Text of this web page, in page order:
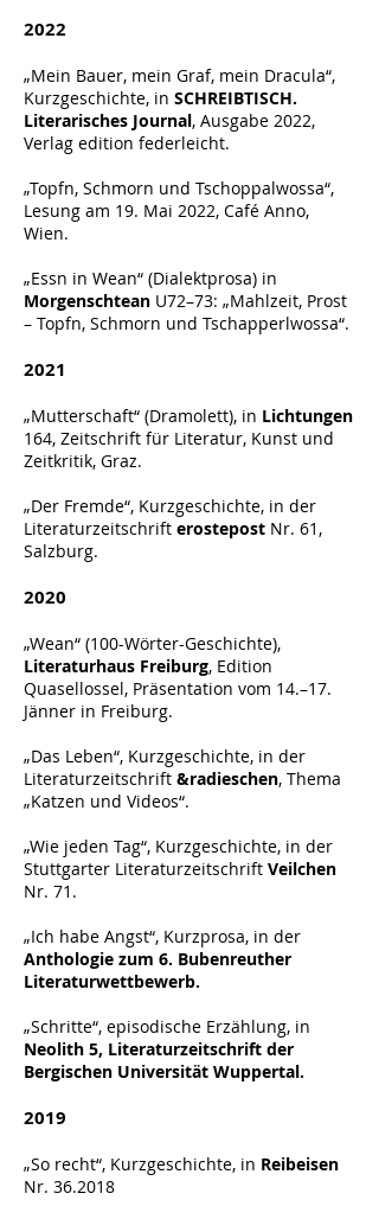
2022
„Mein Bauer, mein Graf, mein Dracula“,
Kurzgeschichte, in SCHREIBTISCH.
Literarisches Journal, Ausgabe 2022,
Verlag edition federleicht.
„Topfn, Schmorn und Tschoppalwossa“,
Lesung am 19. Mai 2022, Café Anno,
Wien.
„Essn in Wean“ (Dialektprosa) in
Morgenschtean U72–73: „Mahlzeit, Prost
– Topfn, Schmorn und Tschapperlwossa“.
2021
„Mutterschaft“ (Dramolett), in Lichtungen
164, Zeitschrift für Literatur, Kunst und
Zeitkritik, Graz.
„Der Fremde“, Kurzgeschichte, in der
Literaturzeitschrift erostepost Nr. 61,
Salzburg.
2020
„Wean“ (100-Wörter-Geschichte),
Literaturhaus Freiburg, Edition
Quasellossel, Präsentation vom 14.–17.
Jänner in Freiburg.
„Das Leben“, Kurzgeschichte, in der
Literaturzeitschrift &radieschen, Thema
„Katzen und Videos“.
„Wie jeden Tag“, Kurzgeschichte, in der
Stuttgarter Literaturzeitschrift Veilchen
Nr. 71.
„Ich habe Angst“, Kurzprosa, in der
Anthologie zum 6. Bubenreuther
Literaturwettbewerb.
„Schritte“, episodische Erzählung, in
Neolith 5, Literaturzeitschrift der
Bergischen Universität Wuppertal.
2019
„So recht“, Kurzgeschichte, in Reibeisen
Nr. 36.2018